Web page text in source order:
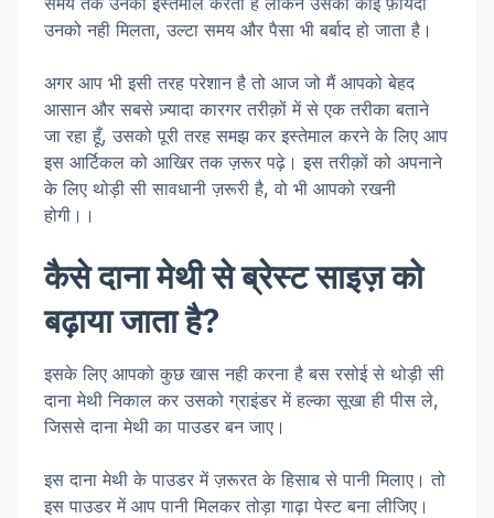
उनको नही मिलता, उल्टा समय और पैसा भी बर्बाद हो जाता है।
अगर आप भी इसी तरह परेशान है तो आज जो मैं आपको बेहद
आसान और सबसे ज़्यादा कारगर तरीक़ों में से एक तरीका बताने
जा रहा हूँ, उसको पूरी तरह समझ कर इस्तेमाल करने के लिए आप
इस आर्टिकल को आखिर तक ज़रूर पढ़े। इस तरीक़ों को अपनाने
के लिए थोड़ी सी सावधानी ज़रूरी है, वो भी आपको रखनी
होगी।।
कैसे दाना मेथी से ब्रेस्ट साइज़ को
बढ़ाया जाता है?
इसके लिए आपको कुछ खास नही करना है बस रसोई से थोड़ी सी
दाना मेथी निकाल कर उसको ग्राइंडर में हल्का सूखा ही पीस ले,
जिससे दाना मेथी का पाउडर बन जाए।
इस दाना मेथी के पाउडर में ज़रूरत के हिसाब से पानी मिलाए। तो
इस पाउडर में आप पानी मिलकर तोड़ा गाढ़ा पेस्ट बना लीजिए।